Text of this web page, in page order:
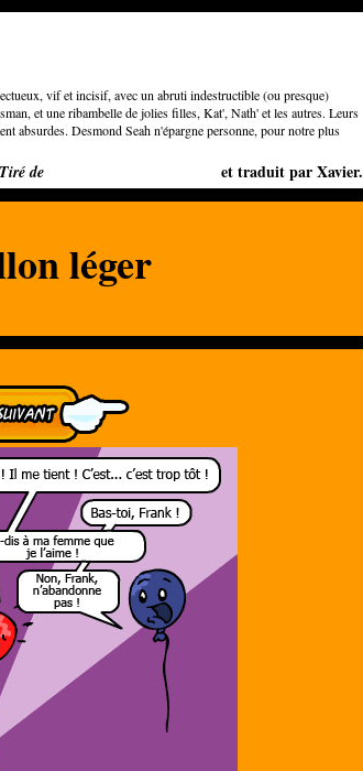
vif et incisif, avec un abruti indestructible (ou presque)
et une ribambelle de jolies filles, Kat', Nath' et les autres. Leurs
absurdes. Desmond Seah n'épargne personne, pour notre plus
Tiré de et traduit par Xavier.
léger